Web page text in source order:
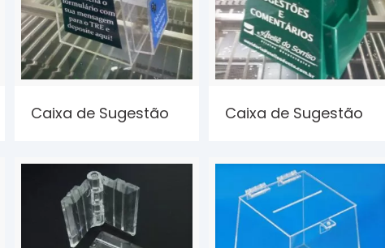
Caixa de Sugestão Caixa de Sugestão